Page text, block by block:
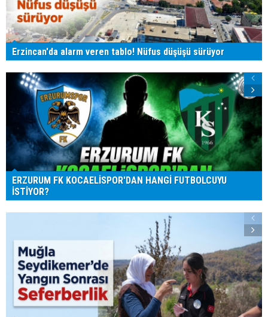
Erzincan'da alarm veren tablo! Nüfus düşüşü sürüyor
ERZURUM FK KOCAELİSPOR'DAN HANGİ FUTBOLCUYU
İSTİYOR?